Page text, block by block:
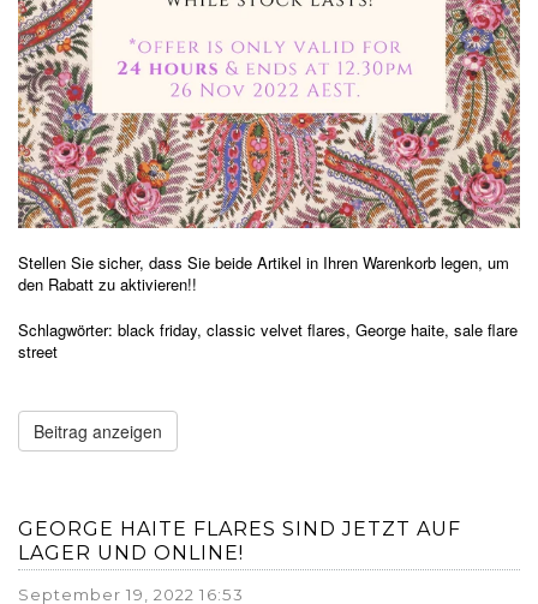
Stellen Sie sicher, dass Sie beide Artikel in Ihren Warenkorb legen, um
den Rabatt zu aktivieren!!
Schlagwörter: black friday, classic velvet flares, George haite, sale flare
street
Beitrag anzeigen
GEORGE HAITE FLARES SIND JETZT AUF
LAGER UND ONLINE!
September 19, 2022 16:53